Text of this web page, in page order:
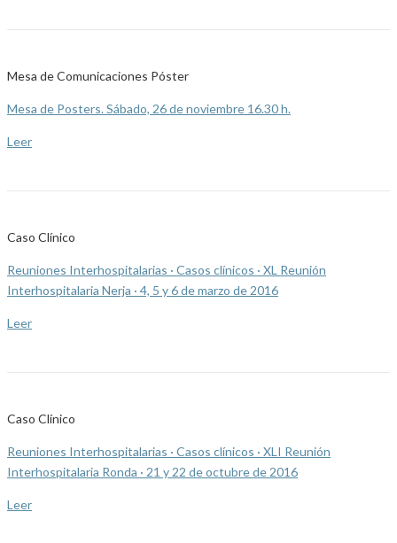
Mesa de Comunicaciones Póster
Mesa de Posters. Sábado, 26 de noviembre 16.30 h.
Leer
Caso Clínico
Reuniones Interhospitalarias · Casos clínicos · XL Reunión
Interhospitalaria Nerja · 4, 5 y 6 de marzo de 2016
Leer
Caso Clínico
Reuniones Interhospitalarias · Casos clínicos · XLI Reunión
Interhospitalaria Ronda · 21 y 22 de octubre de 2016
Leer